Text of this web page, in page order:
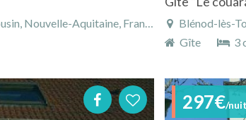
Nouvelle-Aquitaine, France
Blénod-lès-
Gîte
3
297€/nuit